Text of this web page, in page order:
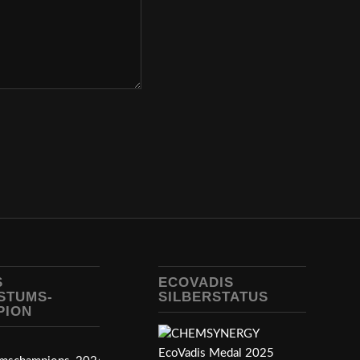
ECOVADIS
SILBERSTATUS